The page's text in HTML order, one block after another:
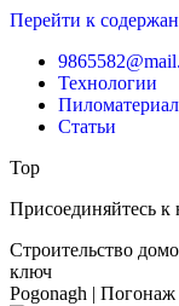
Перейти к
Технологии
Статьи
Top
Присоединяйтесь к
Строительство
ключ
Pogonagh | Погонаж